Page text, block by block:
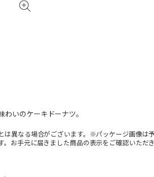
わいのケーキドーナツ。
は異なる場合がございます。※パッケージ画像は
。お手元に届きました商品の表示をご確認いただ